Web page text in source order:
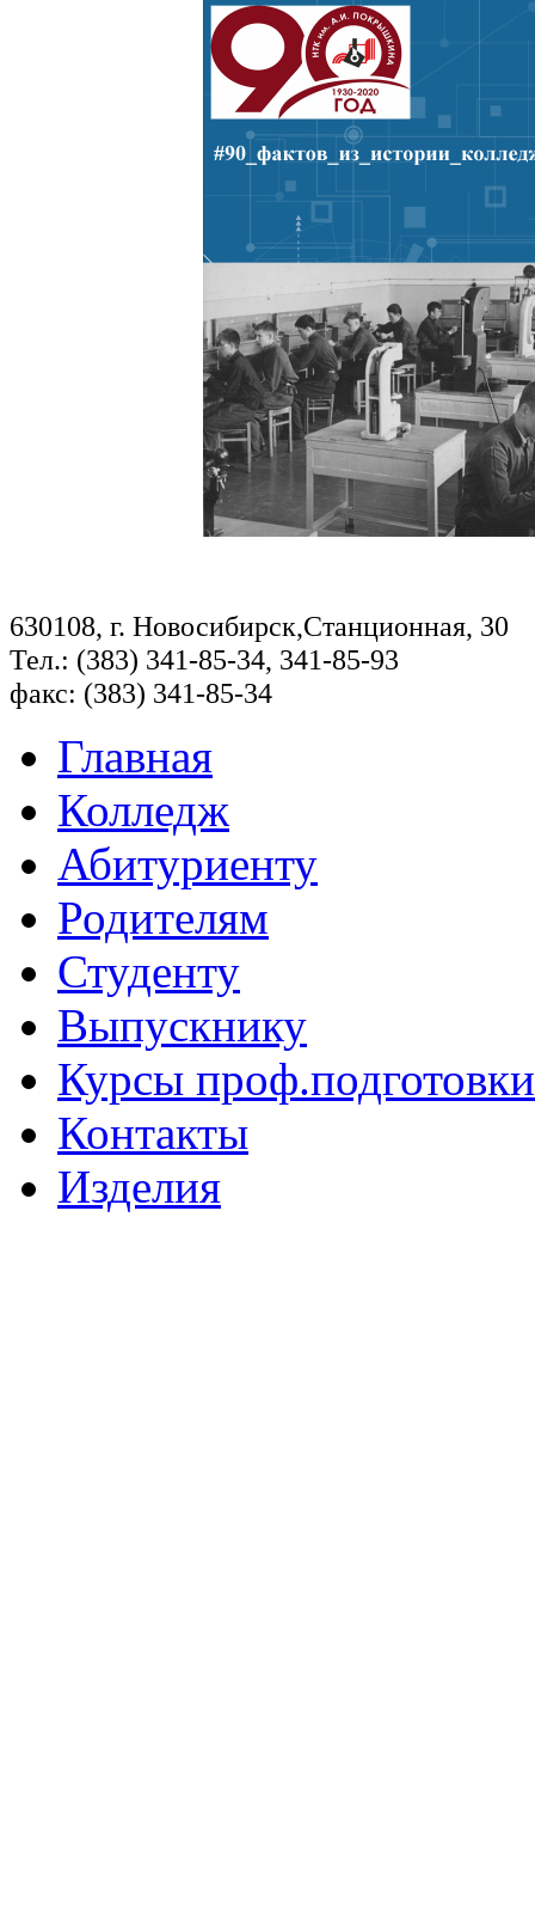
630108, г. Новосибирск,Станционная, 30
Тел.: (383) 341-85-34, 341-85-93
факс: (383) 341-85-34
Главная
Колледж
Абитуриенту
Родителям
Студенту
Выпускнику
Курсы проф.подготовки
Контакты
Изделия